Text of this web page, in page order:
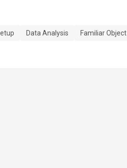
Data Analysis Familiar Object